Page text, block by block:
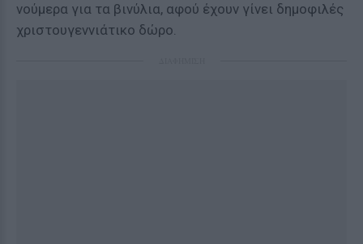
νούμερα για τα βινύλια, αφού έχουν γίνει δημοφιλές
χριστουγεννιάτικο δώρο.